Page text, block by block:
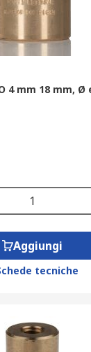
4 mm 18 mm, Ø
Aggiungi
tecniche